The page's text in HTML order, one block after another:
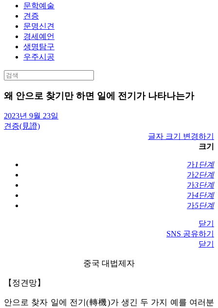
문학예술
견증
문명신견
경세예언
생명탐구
우주시공
Search
for:
왜 안으로 찾기만 하면 일에 전기가 나타나는가
2023년 9월 23일
견증(見證)
글자 크기 변경하기
크기
가1단계
가2단계
가3단계
가4단계
가5단계
닫기
SNS 공유하기
닫기
중국 대법제자
【정견망】
안으로 찾자 일에 전기(轉機)가 생긴 두 가지 예를 여러분